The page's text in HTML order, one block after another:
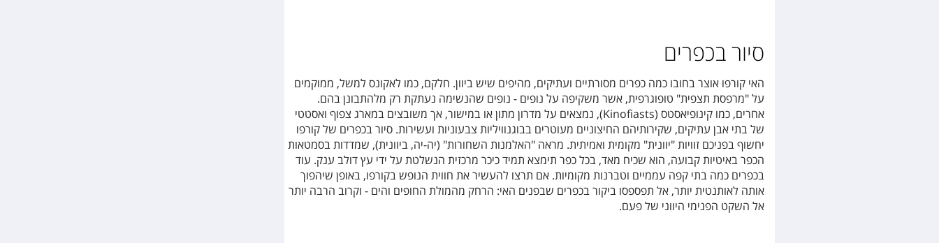
סיור בכפרים
האי קורפו אוצר בחובו כמה כפרים מסורתיים ועתיקים, מהיפים שיש ביוון. חלקם, כמו לאקונס למשל, ממוקמים
על "מרפסת תצפית" טופוגרפית, אשר משקיפה על נופים - נופים שהנשימה נעתקת רק מלהתבונן בהם.
אחרים, כמו קינופיאסטס (Kinofiasts), נמצאים על מדרון מתון או במישור, אך משובצים במארג צפוף ואסטטי
של בתי אבן עתיקים, שקירותיהם החיצוניים מעוטרים בבוגנוויליות צבעוניות ועשירות. סיור בכפרים של קורפו
יחשוף בפניכם זוויות "יוונית" מקומית ואמיתית. מראה "האלמנות השחורות" (יה-יה, ביוונית), שמדדות בסמטאות
הכפר באיטיות קבועה, הוא שכיח מאד, בכל כפר תימצא תמיד כיכר מרכזית הנשלטת על ידי עץ דולב ענק. עוד
בכפרים כמה בתי קפה עממיים וטברנות מקומיות. אם תרצו להעשיר את חווית הנופש בקורפו, באופן שיהפוך
אותה לאותנטית יותר, אל תפספסו ביקור בכפרים שבפנים האי: הרחק מהמולת החופים והים - וקרוב הרבה יותר
אל השקט הפנימי היווני של פעם.